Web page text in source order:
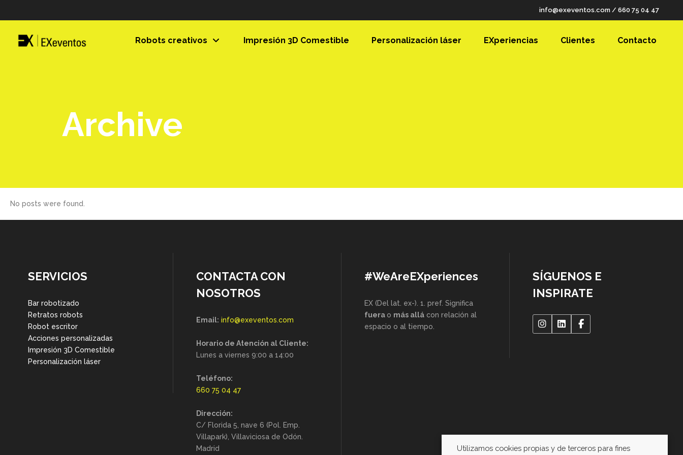
info@exeventos.com / 660 75 04 47
Robots creativos Impresión 3D Comestible Personalización láser EXperiencias Clientes Contacto
Archive
No posts were found.
SERVICIOS
Bar robotizado
Retratos robots
Robot escritor
Acciones personalizadas
Impresión 3D Comestible
Personalización láser
CONTACTA CON
NOSOTROS
Email: info@exeventos.com
Horario de Atención al Cliente:
Lunes a viernes 9:00 a 14:00
Teléfono:
660 75 04 47
Dirección:
C/ Florida 5, nave 6 (Pol. Emp.
Villapark), Villaviciosa de Odón.
Madrid
#WeAreEXperiences
EX (Del lat. ex-). 1. pref. Significa
fuera o más allá con relación al
espacio o al tiempo.
SÍGUENOS E
INSPIRATE
Utilizamos cookies propias y de terceros para fines